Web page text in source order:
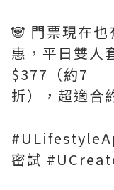
🐼 門票現在
惠，平日雙人
$377（約7
折），超適合
密試